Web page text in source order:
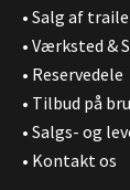
• Salg af
• Værksted &
• Reservedele
• Tilbud på
• Salgs- og
• Kontakt os